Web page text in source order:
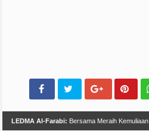
LEDMA Al-Farabi: Bersama Meraih Kemuliaan